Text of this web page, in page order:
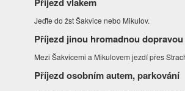
Jeďte do žst Šakvice nebo Mikulov.
Příjezd jinou hromadnou dopravou
Mezi Šakvicemi a Mikulovem jezdí přes
Příjezd osobním autem, parkování